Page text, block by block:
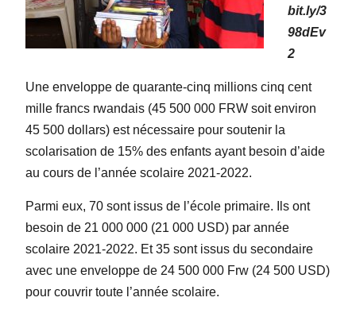
bit.ly/3
98dEv
2
Une enveloppe de quarante-cinq millions cinq cent
mille francs rwandais (45 500 000 FRW soit environ
45 500 dollars) est nécessaire pour soutenir la
scolarisation de 15% des enfants ayant besoin d’aide
au cours de l’année scolaire 2021-2022.
Parmi eux, 70 sont issus de l’école primaire. Ils ont
besoin de 21 000 000 (21 000 USD) par année
scolaire 2021-2022. Et 35 sont issus du secondaire
avec une enveloppe de 24 500 000 Frw (24 500 USD)
pour couvrir toute l’année scolaire.